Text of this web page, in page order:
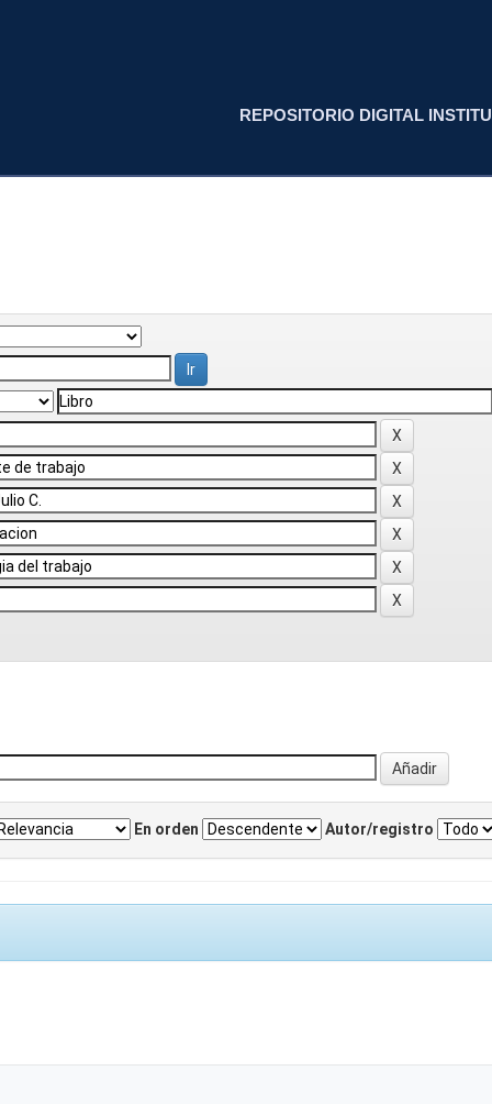
REPOSITORIO DIGITAL
En orden Autor/registro